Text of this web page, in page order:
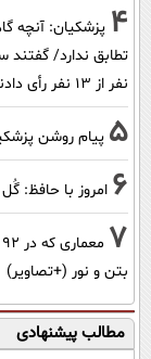
4 پزشکیان‌: آنچه
نفر از 13 نفر رأی دادند و پذیرفتند
5 پیام روشن
6 امروز با حافظ:
7
بتن و نور (+تصاویر)
مطالب پیشنهادی